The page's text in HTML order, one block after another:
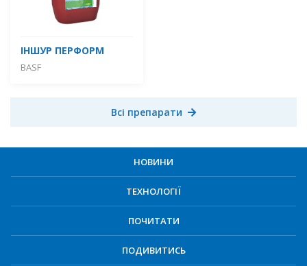
ІНШУР ПЕРФОРМ
BASF
Всі препарати
НОВИНИ
ТЕХНОЛОГІЇ
ПОЧИТАТИ
ПОДИВИТИСЬ